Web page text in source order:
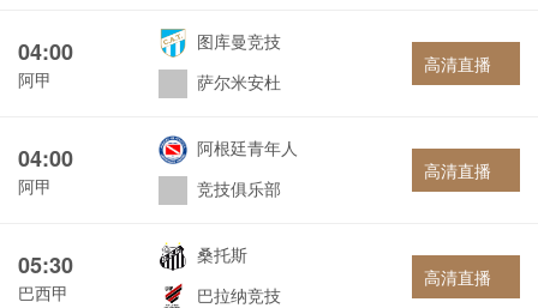
04:00
阿甲
图库曼竞技
萨尔米安杜
高清直播
04:00
阿甲
阿根廷青年人
竞技俱乐部
高清直播
05:30
巴西甲
桑托斯
巴拉纳竞技
高清直播